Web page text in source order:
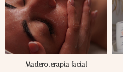
Maderoterapia facial